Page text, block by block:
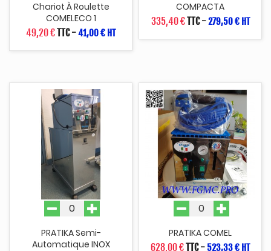
Chariot À Roulette
COMELECO 1
49,20 €TTC-41,00 € HT
COMPACTA
335,40 €TTC-279,50 € HT
PRATIKA Semi-
Automatique INOX
PRATIKA COMEL
628,00 €TTC- 523,33 € HT